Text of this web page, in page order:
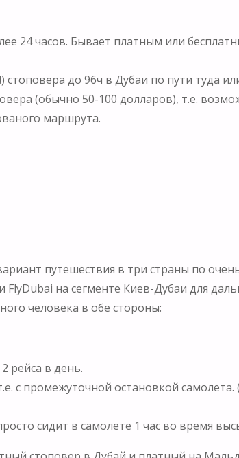
24 часов. Бывает платным или
до 96ч в Дубаи по пути туда
(обычно 50-100 долларов), т.е.
маршрута.
путешествия в три страны по
на сегменте Киев-Дубаи для
человека в обе стороны:
рейса в день.
с промежуточной остановкой
сидит в самолете 1 час во время